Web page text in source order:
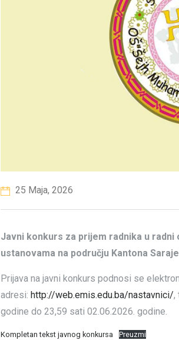
25 Maja, 2026
Javni konkurs za prijem radnika u
ustanovama na području Kantona
Prijava na javni konkurs podnosi se
adresi: http://web.emis.edu.ba/nastavnici/,
godine do 23,59 sati 02.06.2026. godine.
Kompletan tekst javnog konkursa Preuzmi